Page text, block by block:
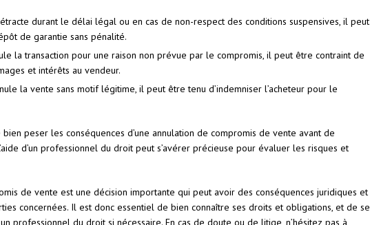
durant le délai légal ou en cas de non-respect des conditions suspensives, il peut
de garantie sans pénalité.
la transaction pour une raison non prévue par le compromis, il peut être contraint de
et intérêts au vendeur.
la vente sans motif légitime, il peut être tenu d’indemniser l’acheteur pour le
peser les conséquences d’une annulation de compromis de vente avant de
d’un professionnel du droit peut s’avérer précieuse pour évaluer les risques et
de vente est une décision importante qui peut avoir des conséquences juridiques et
concernées. Il est donc essentiel de bien connaître ses droits et obligations, et de se
professionnel du droit si nécessaire. En cas de doute ou de litige, n’hésitez pas à